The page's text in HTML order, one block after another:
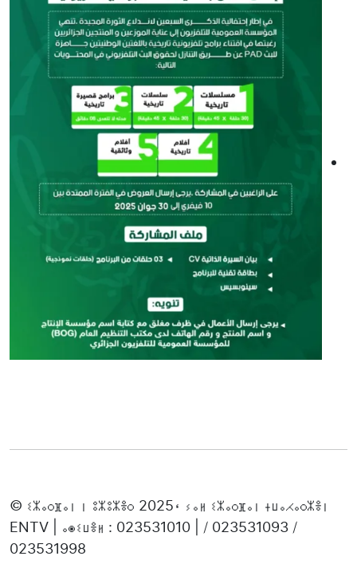
© ⵉⵣⴰⵔⴼⴰⵏ ⵏ ⵓⵣⵓⵣⴻⵔ 2025، ⵢⴰⵍ ⵉⵣⴰⵔⴼⴰⵏ ⵜⵡⴰⵃⴰⵔⵣⴻⵏ
ENTV | ⴰⵙⵉⵡⴻⵍ : 023531010 | / 023531093 /
023531998